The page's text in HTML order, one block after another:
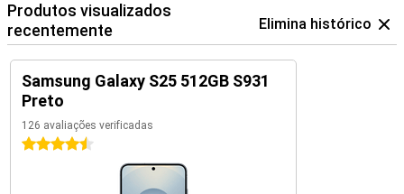
Produtos visualizados
recentemente
Elimina histórico
Samsung Galaxy S25 512GB S931
Preto
126 avaliações verificadas
4.5 estrelas